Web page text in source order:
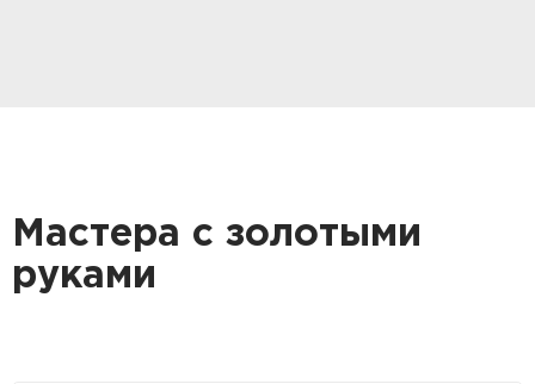
Мастера с золотыми
руками